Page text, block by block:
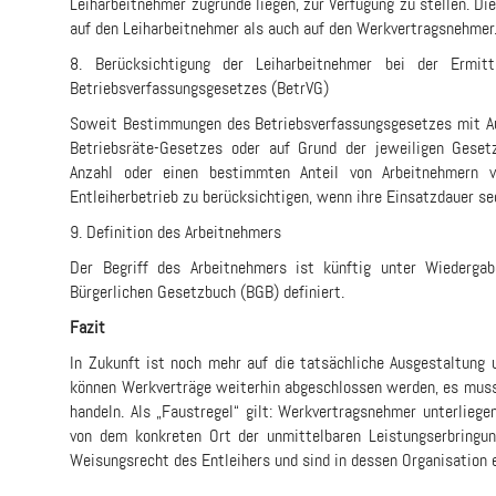
auf den Leiharbeitnehmer als auch auf den
8. Berücksichtigung der Leiharbeitnehmer bei der
Betriebsverfassungsgesetzes (BetrVG)
Soweit Bestimmungen des Betriebsverfassungsgesetzes mit
Betriebsräte-Gesetzes oder auf Grund der jeweiligen
Anzahl oder einen bestimmten Anteil von Arbeitnehmern
Entleiherbetrieb zu berücksichtigen, wenn ihre Einsatzdauer
9. Definition des Arbeitnehmers
Der Begriff des Arbeitnehmers ist künftig unter
Bürgerlichen Gesetzbuch (BGB) definiert.
Fazit
In Zukunft ist noch mehr auf die tatsächliche Ausgestaltung
können Werkverträge weiterhin abgeschlossen werden, es
handeln. Als „Faustregel“ gilt: Werkvertragsnehmer
von dem konkreten Ort der unmittelbaren
Weisungsrecht des Entleihers und sind in dessen Organisation